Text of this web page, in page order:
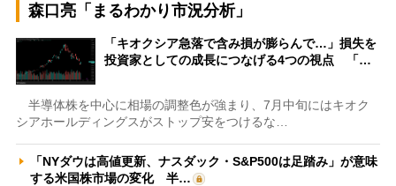
森口亮「まるわかり市況分析」
「キオクシア急落で含み損が膨らんで…」損失を
投資家としての成長につなげる4つの視点 「…
半導体株を中心に相場の調整色が強まり、7月中旬にはキオク
シアホールディングスがストップ安をつけるな…
「NYダウは高値更新、ナスダック・S&P500は足踏み」が意味
する米国株市場の変化 半…